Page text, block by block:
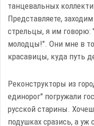
танцевальных
Представляете,
стрельцы, я им говорю:
молодцы!". Они мне в
красавицы, куда путь
Реконструкторы из
единорог" погружали
русской старины.
подушках сразись, а уж